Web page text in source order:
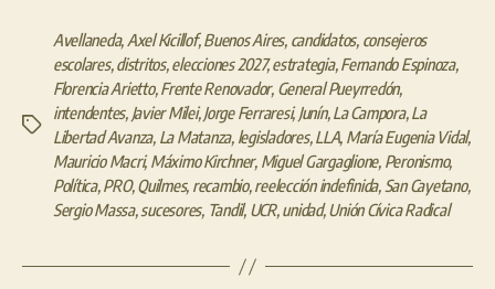
Etiquetas
Avellaneda, Axel Kicillof,Buenos Aires, candidatos, consejeros
escolares,distritos,elecciones 2027,estrategia,Fernando Espinoza,
Florencia Arietto,Frente Renovador, General Pueyrredón,
intendentes, Javier Milei,Jorge Ferraresi, Junín,La Campora,La
Libertad Avanza, La Matanza, legisladores,LLA, María Eugenia Vidal,
Mauricio Macri, Máximo Kirchner, Miguel Gargaglione, Peronismo,
Política,PRO,Quilmes, recambio,reelección indefinida, San Cayetano,
Sergio Massa,sucesores, Tandil, UCR,unidad,Unión Cívica Radical